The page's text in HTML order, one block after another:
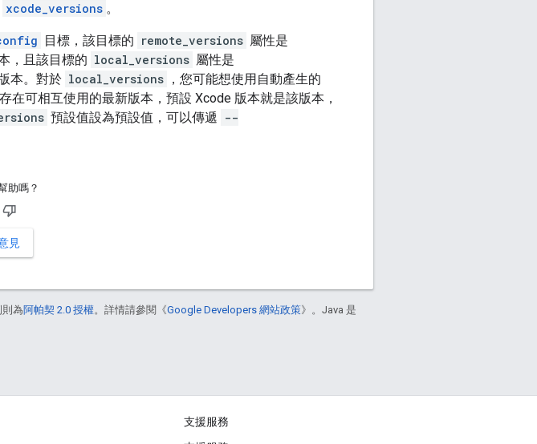
xcode_versions 。
目標，該目標的 remote_versions 屬性是
，且該目標的 local_versions 屬性是
本。對於 local_versions ，您可能想使用自動產生的
在可相互使用的最新版本，預設 Xcode 版本就是該版本，
預設值設為預設值，可以傳遞 --
助嗎？
見
則為阿帕契 2.0 授權。詳情請參閱《Google Developers 網站政策》。Java 是
支援服務